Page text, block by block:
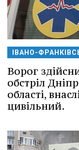
ІВАНО-
Ворог
обстріл
області,
цивільний.